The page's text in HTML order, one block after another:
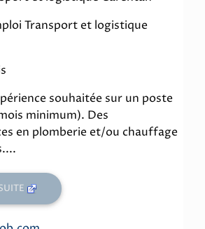
Transport et logistique
souhaitée sur un poste
minimum). Des
en plomberie et/ou chauffage